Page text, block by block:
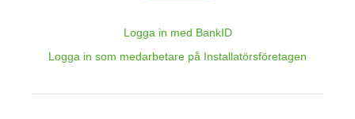
Logga in med BankID
Logga in som medarbetare på Installatörsföretagen